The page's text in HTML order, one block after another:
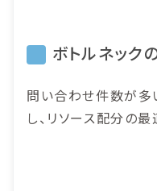
ボトルネック
問い合わせ件数が
し、リソース配分の